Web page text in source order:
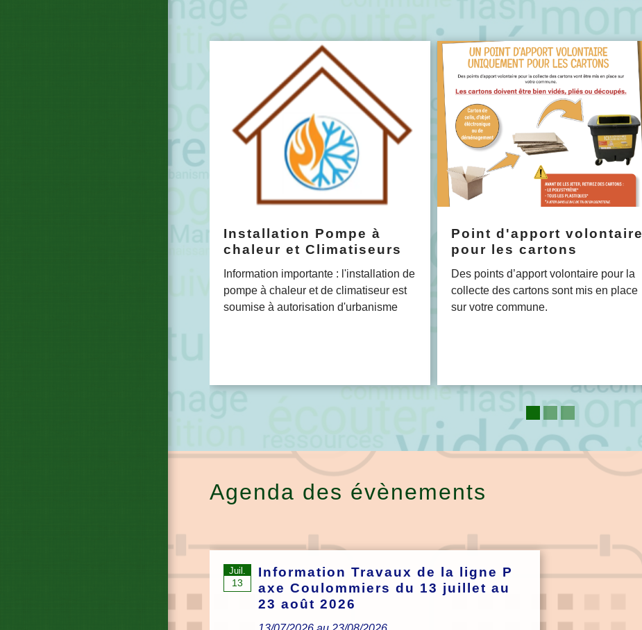
Installation Pompe à
chaleur et Climatiseurs
Information importante : l'installation de
pompe à chaleur et de climatiseur est
soumise à autorisation d'urbanisme
Point d'apport volontaire
pour les cartons
Des points d’apport volontaire pour la
collecte des cartons sont mis en place
sur votre commune.
Agenda des évènements
Juil.
13
Information Travaux de la ligne P
axe Coulommiers du 13 juillet au
23 août 2026